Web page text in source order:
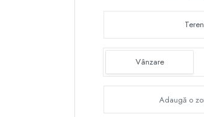
Teren
Vânzare